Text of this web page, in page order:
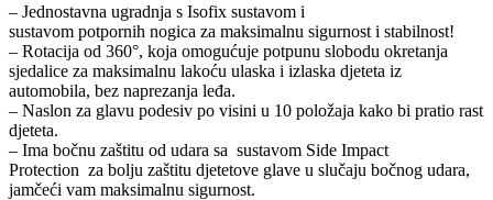
– Jednostavna ugradnja s Isofix sustavom i
sustavom potpornih nogica za maksimalnu sigurnost i stabilnost!
– Rotacija od 360°, koja omogućuje potpunu slobodu okretanja
sjedalice za maksimalnu lakoću ulaska i izlaska djeteta iz
automobila, bez naprezanja leđa.
– Naslon za glavu podesiv po visini u 10 položaja kako bi pratio rast
djeteta.
– Ima bočnu zaštitu od udara sa sustavom Side Impact
Protection za bolju zaštitu djetetove glave u slučaju bočnog udara,
jamčeći vam maksimalnu sigurnost.